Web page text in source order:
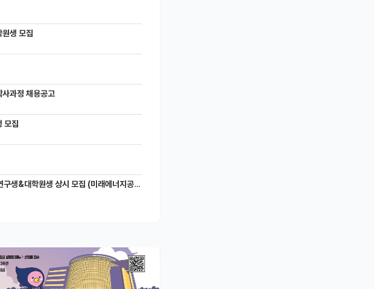
생 모집
정 채용공고
모집
&대학원생 상시 모집 (미래에너지공학과)